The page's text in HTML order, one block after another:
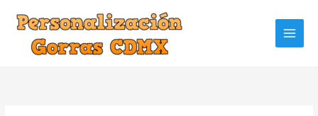
contenido